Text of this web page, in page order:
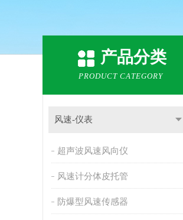
产品分类
PRODUCT CATEGORY
风速-仪表
超声波风速风向仪
风速计分体皮托管
防爆型风速传感器